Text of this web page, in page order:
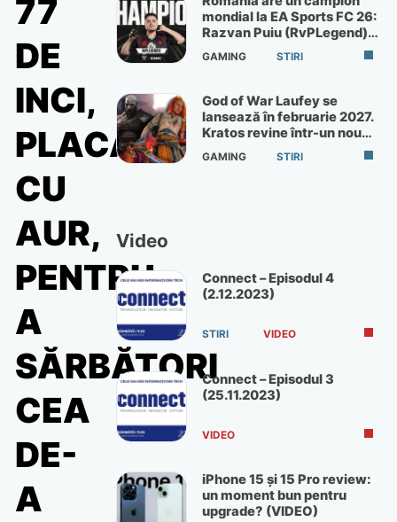
77
DE
INCI,
PLACAT
CU
AUR,
PENTRU
A
SĂRBĂTORI
CEA
DE-
A
mondial la EA Sports FC 26:
Razvan Puiu (RvPLegend)
câștigă turneul de la Paris
GAMING STIRI
God of War Laufey se
lansează în februarie 2027.
Kratos revine într-un nou
God of War
GAMING STIRI
Video
Connect – Episodul 4
(2.12.2023)
STIRI VIDEO
Connect – Episodul 3
(25.11.2023)
VIDEO
iPhone 15 și 15 Pro review:
un moment bun pentru
upgrade? (VIDEO)